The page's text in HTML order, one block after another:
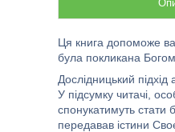
Ця книга допоможе
була покликана
Дослідницький
У підсумку читачі,
спонукатимуть стати
передавав істини